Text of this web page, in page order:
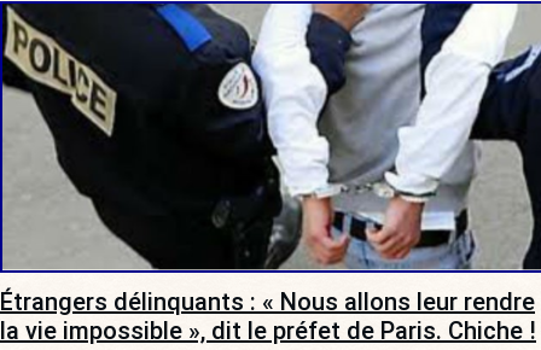
Étrangers délinquants : « Nous allons leur rendre
la vie impossible », dit le préfet de Paris. Chiche !